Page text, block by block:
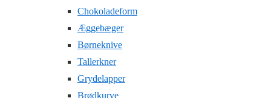
Chokoladeform
Æggebæger
Børneknive
Tallerkner
Grydelapper
Brødkurve